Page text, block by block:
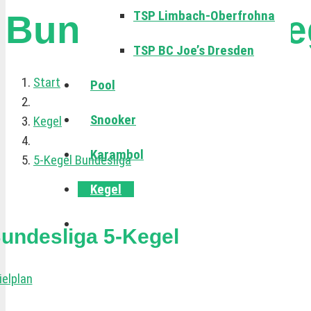
TSP Limbach-Oberfrohna
TSP BC Joe’s Dresden
Pool
Snooker
Karambol
Kegel
Bundesliga 5-
Start
Kegel
5-Kegel Bundesliga
5-Kegel